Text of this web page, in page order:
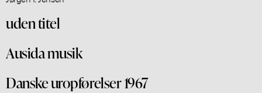
uden titel
Ausida musik
Danske uropførelser 1967